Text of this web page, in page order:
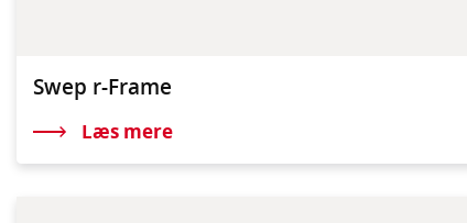
Swep r-Frame
Læs mere